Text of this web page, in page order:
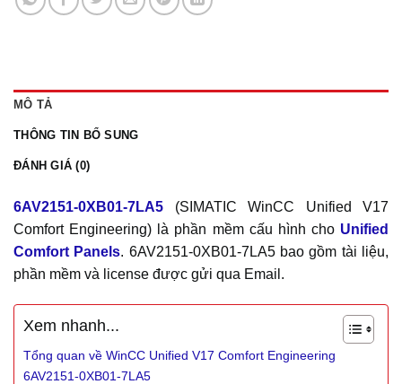
MÔ TẢ
THÔNG TIN BỔ SUNG
ĐÁNH GIÁ (0)
6AV2151-0XB01-7LA5 (SIMATIC WinCC Unified V17
Comfort Engineering) là phần mềm cấu hình cho Unified
Comfort Panels. 6AV2151-0XB01-7LA5 bao gồm tài liệu,
phần mềm và license được gửi qua Email.
Xem nhanh...
Tổng quan về WinCC Unified V17 Comfort Engineering
6AV2151-0XB01-7LA5